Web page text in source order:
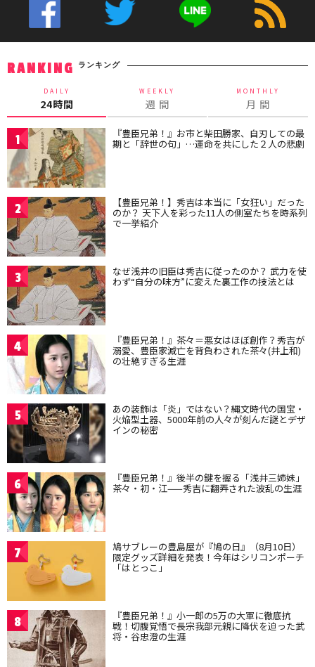
RANKING ランキング
DAILY
24時間
WEEKLY
週 間
MONTHLY
月 間
1 『豊臣兄弟！』お市と柴田勝家、自刃しての最
期と「辞世の句」…運命を共にした２人の悲劇
2 【豊臣兄弟！】秀吉は本当に「女狂い」だった
のか？ 天下人を彩った11人の側室たちを時系列
で一挙紹介
3 なぜ浅井の旧臣は秀吉に従ったのか？ 武力を使
わず“自分の味方”に変えた裏工作の技法とは
4 『豊臣兄弟！』茶々＝悪女はほぼ創作？秀吉が
溺愛、豊臣家滅亡を背負わされた茶々(井上和)
の壮絶すぎる生涯
5 あの装飾は「炎」ではない？縄文時代の国宝・
火焔型土器、5000年前の人々が刻んだ謎とデザ
インの秘密
6 『豊臣兄弟！』後半の鍵を握る「浅井三姉妹」
茶々・初・江——秀吉に翻弄された波乱の生涯
7 鳩サブレーの豊島屋が『鳩の日』（8月10日）
限定グッズ詳細を発表！今年はシリコンポーチ
「はとっこ」
8 『豊臣兄弟！』小一郎の5万の大軍に徹底抗
戦！切腹覚悟で長宗我部元親に降伏を迫った武
将・谷忠澄の生涯